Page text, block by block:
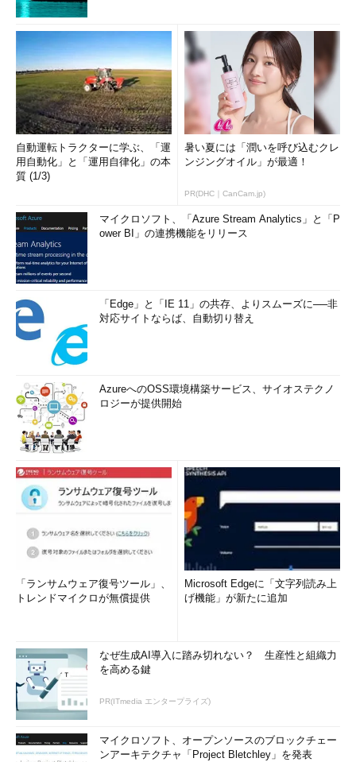
自動運転トラクターに学ぶ、「運
用自動化」と「運用自律化」の本
質 (1/3)
暑い夏には「潤いを呼び込むクレ
ンジングオイル」が最適！
PR(DHC｜CanCam.jp)
マイクロソフト、「Azure Stream Analytics」と「P
ower BI」の連携機能をリリース
「Edge」と「IE 11」の共存、よりスムーズに──非
対応サイトならば、自動切り替え
AzureへのOSS環境構築サービス、サイオステクノ
ロジーが提供開始
「ランサムウェア復号ツール」、
トレンドマイクロが無償提供
Microsoft Edgeに「文字列読み上
げ機能」が新たに追加
なぜ生成AI導入に踏み切れない？ 生産性と組織力
を高める鍵
PR(ITmedia エンタープライズ)
マイクロソフト、オープンソースのブロックチェー
ンアーキテクチャ「Project Bletchley」を発表